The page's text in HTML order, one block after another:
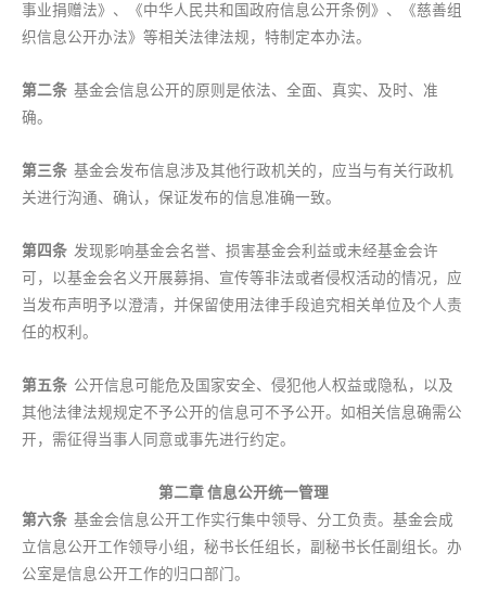
事业捐赠法》、《中华人民共和国政府信息公开条例》、《慈善组
织信息公开办法》等相关法律法规，特制定本办法。
第二条 基金会信息公开的原则是依法、全面、真实、及时、准
确。
第三条 基金会发布信息涉及其他行政机关的，应当与有关行政机
关进行沟通、确认，保证发布的信息准确一致。
第四条 发现影响基金会名誉、损害基金会利益或未经基金会许
可，以基金会名义开展募捐、宣传等非法或者侵权活动的情况，应
当发布声明予以澄清，并保留使用法律手段追究相关单位及个人责
任的权利。
第五条 公开信息可能危及国家安全、侵犯他人权益或隐私，以及
其他法律法规规定不予公开的信息可不予公开。如相关信息确需公
开，需征得当事人同意或事先进行约定。
第二章 信息公开统一管理
第六条 基金会信息公开工作实行集中领导、分工负责。基金会成
立信息公开工作领导小组，秘书长任组长，副秘书长任副组长。办
公室是信息公开工作的归口部门。